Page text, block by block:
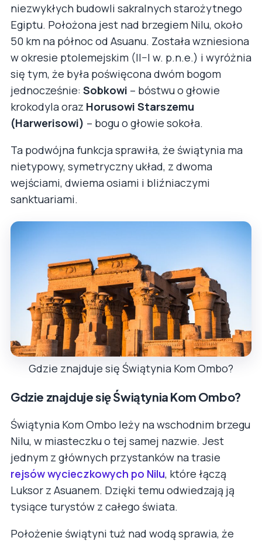
niezwykłych budowli sakralnych starożytnego
Egiptu. Położona jest nad brzegiem Nilu, około
50 km na północ od Asuanu. Została wzniesiona
w okresie ptolemejskim (II–I w. p.n.e.) i wyróżnia
się tym, że była poświęcona dwóm bogom
jednocześnie: Sobkowi – bóstwu o głowie
krokodyla oraz Horusowi Starszemu
(Harwerisowi) – bogu o głowie sokoła.
Ta podwójna funkcja sprawiła, że świątynia ma
nietypowy, symetryczny układ, z dwoma
wejściami, dwiema osiami i bliźniaczymi
sanktuariami.
Gdzie znajduje się Świątynia Kom Ombo?
Gdzie znajduje się Świątynia Kom Ombo?
Świątynia Kom Ombo leży na wschodnim brzegu
Nilu, w miasteczku o tej samej nazwie. Jest
jednym z głównych przystanków na trasie
rejsów wycieczkowych po Nilu, które łączą
Luksor z Asuanem. Dzięki temu odwiedzają ją
tysiące turystów z całego świata.
Położenie świątyni tuż nad wodą sprawia, że